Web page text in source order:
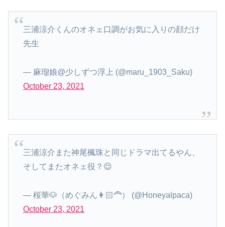
三浦涼介くんのオネェ口調がお気に入りの顔だけ
先生
— 麻瑠娘@少しずつ浮上 (@maru_1903_Saku)
October 23, 2021
三浦涼介また神尾楓珠と同じドラマ出てるやん、
そしてまたオネェ役？😌
— 桜華🐶（めぐみん👩🏻‍🦰） (@Honeyalpaca)
October 23, 2021